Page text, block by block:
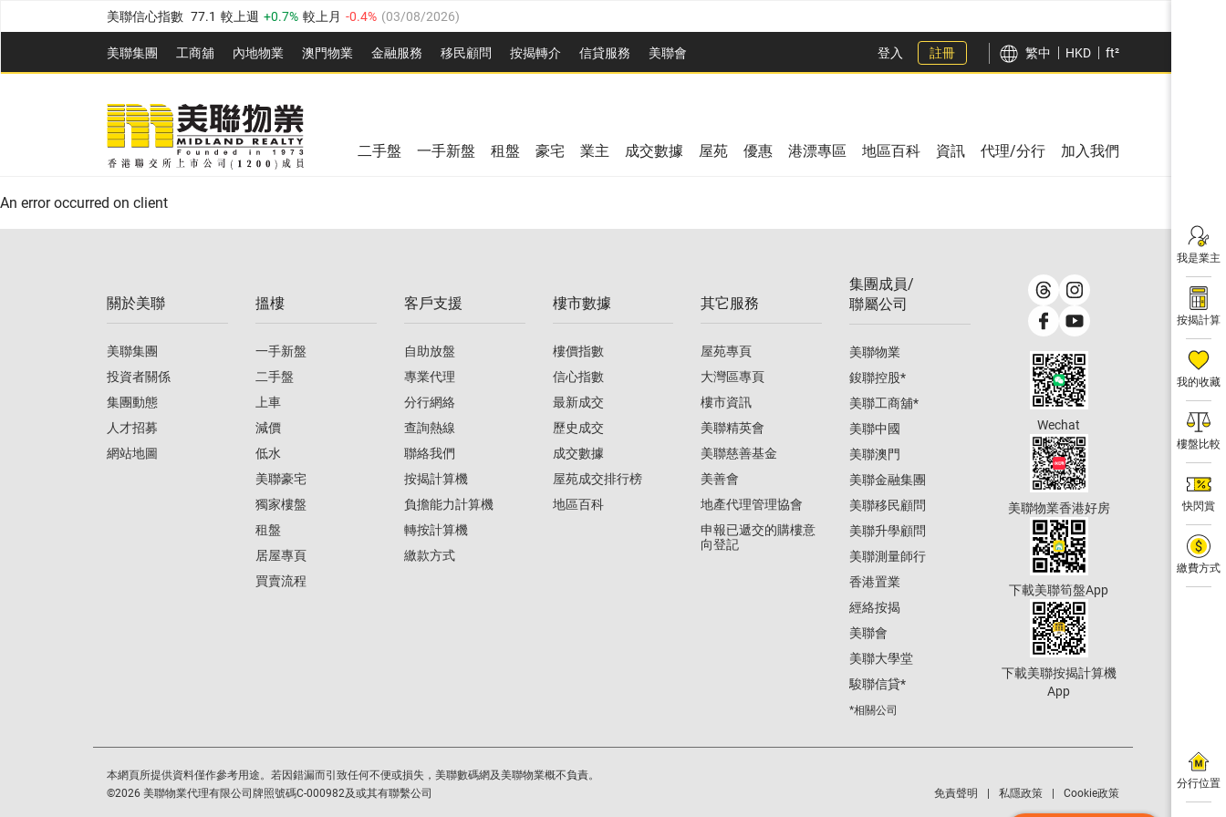
美聯信心指數 77.1 較上週 0.7% 較上月 -0.4% (03/08/2026)
全港樓價指數 149.1 較上週 0% 較上月 0.4% (03/08/2026)
港島樓價指數 157.4 較上週 -0.3% 較上月 -0.8% (03/08/2026)
九龍樓價指數 156.4 較上週 -0.1%
新界樓價指數 134.8 較上週 0.1% 0.9% 03/08/2026
美聯信心指數 77.1 較上週 0.7% 較上月
美聯集團 工商舖 內地物業 澳門物業 金融服務 移民顧問 按揭轉介 信貸服務 美聯會
全港樓價指數 149.1 較上週 0% 較上月
美聯信心指數 較上週 0.7% 03/08/2026)
登入 註冊 繁中 HKD ft²
我是業主
按揭計算
我的收藏
樓盤比較
快閃賞
繳費方式
分行位置
二手盤 一手新盤 租盤 豪宅 業主 成交數據 屋苑 優惠 港漂專區 地區百科 資訊 代理/分行 加入我們
An error occurred on client
關於美聯
美聯集團
投資者關係
集團動態
人才招募
網站地圖
搵樓
一手新盤
二手盤
上車
減價
低水
美聯豪宅
獨家樓盤
租盤
居屋專頁
買賣流程
客戶支援
自助放盤
專業代理
分行網絡
查詢熱線
聯絡我們
按揭計算機
負擔能力計算機
轉按計算機
繳款方式
樓市數據
樓價指數
信心指數
最新成交
歷史成交
成交數據
屋苑成交排行榜
地區百科
其它服務
屋苑專頁
大灣區專頁
樓市資訊
美聯精英會
美聯慈善基金
美善會
地產代理管理協會
申報已遞交的購樓意
向登記
集團成員/
聯屬公司
美聯物業
鋑聯控股*
美聯工商舖*
美聯中國
美聯澳門
美聯金融集團
美聯移民顧問
美聯升學顧問
美聯測量師行
香港置業
經絡按揭
美聯會
美聯大學堂
駿聯信貸*
*相關公司
Wechat
美聯物業香港好房
下載美聯筍盤App
下載美聯按揭計算機
App
本網頁所提供資料僅作參考用途。若因錯漏而引致任何不便或損失，美聯數碼網及美聯物業概不負責。
©2026 美聯物業代理有限公司牌照號碼C-000982及或其有聯繫公司 免責聲明 私隱政策 Cookie政策